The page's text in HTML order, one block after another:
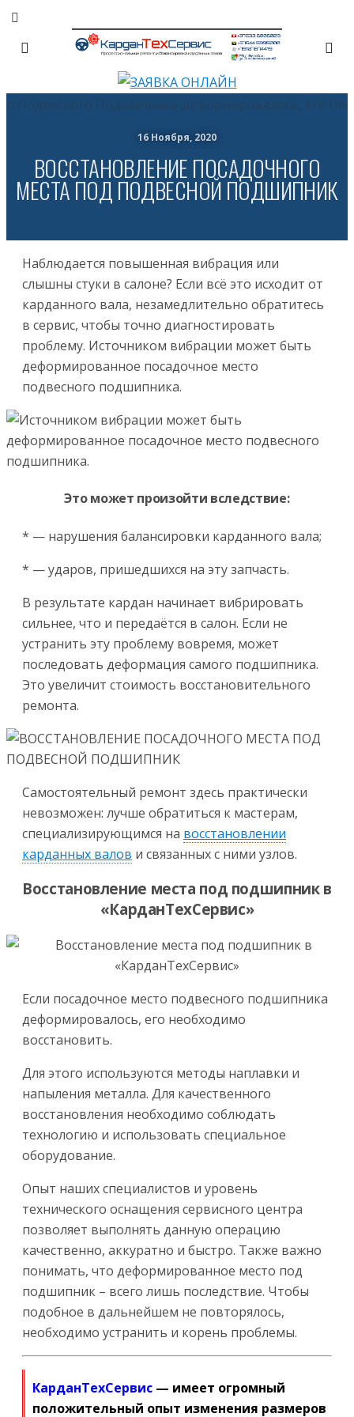
16 Ноября, 2020
ВОССТАНОВЛЕНИЕ ПОСАДОЧНОГО
МЕСТА ПОД ПОДВЕСНОЙ ПОДШИПНИК
Наблюдается повышенная вибрация или
слышны стуки в салоне? Если всё это исходит от
карданного вала, незамедлительно обратитесь
в сервис, чтобы точно диагностировать
проблему. Источником вибрации может быть
деформированное посадочное место
подвесного подшипника.
Это может произойти вследствие:
* — нарушения балансировки карданного вала;
* — ударов, пришедшихся на эту запчасть.
В результате кардан начинает вибрировать
сильнее, что и передаётся в салон. Если не
устранить эту проблему вовремя, может
последовать деформация самого подшипника.
Это увеличит стоимость восстановительного
ремонта.
Самостоятельный ремонт здесь практически
невозможен: лучше обратиться к мастерам,
специализирующимся на восстановлении
карданных валов и связанных с ними узлов.
Восстановление места под подшипник в
«КарданТехСервис»
Если посадочное место подвесного подшипника
деформировалось, его необходимо
восстановить.
Для этого используются методы наплавки и
напыления металла. Для качественного
восстановления необходимо соблюдать
технологию и использовать специальное
оборудование.
Опыт наших специалистов и уровень
технического оснащения сервисного центра
позволяет выполнять данную операцию
качественно, аккуратно и быстро. Также важно
понимать, что деформированное место под
подшипник – всего лишь последствие. Чтобы
подобное в дальнейшем не повторялось,
необходимо устранить и корень проблемы.
КарданТехСервис — имеет огромный
положительный опыт изменения размеров